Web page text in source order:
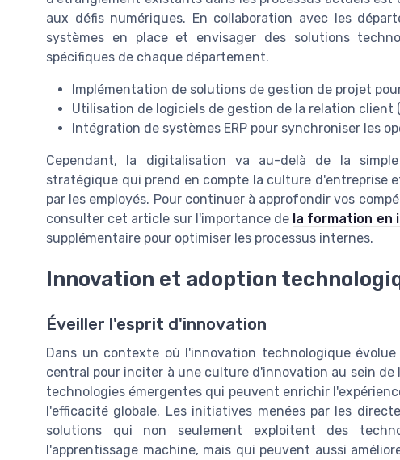
aux défis numériques. En collaboration avec les
systèmes en place et envisager des solutions
spécifiques de chaque département.
Implémentation de solutions de gestion de projet
Utilisation de logiciels de gestion de la relation client
Intégration de systèmes ERP pour synchroniser les
Cependant, la digitalisation va au-delà de la
stratégique qui prend en compte la culture d'entreprise
par les employés. Pour continuer à approfondir vos
consulter cet article sur l'importance de la formation en
supplémentaire pour optimiser les processus internes.
Innovation et adoption
Éveiller l'esprit d'innovation
Dans un contexte où l'innovation technologique
central pour inciter à une culture d'innovation au sein
technologies émergentes qui peuvent enrichir
l'efficacité globale. Les initiatives menées par les
solutions qui non seulement exploitent des
l'apprentissage machine, mais qui peuvent aussi